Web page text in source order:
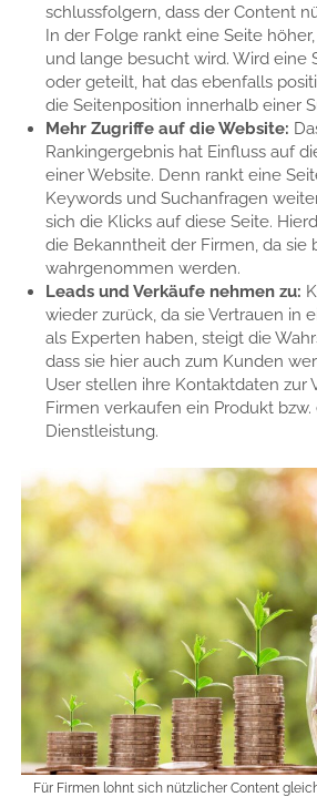
schlussfolgern, dass der Content
In der Folge rankt eine Seite
und lange besucht wird. Wird eine
oder geteilt, hat das ebenfalls
die Seitenposition innerhalb einer
Mehr Zugriffe auf die Website:
Rankingergebnis hat Einfluss auf
einer Website. Denn rankt eine
Keywords und Suchanfragen
sich die Klicks auf diese Seite.
die Bekanntheit der Firmen, da sie
wahrgenommen werden.
Leads und Verkäufe nehmen zu:
wieder zurück, da sie Vertrauen in
als Experten haben, steigt die
dass sie hier auch zum Kunden
User stellen ihre Kontaktdaten zur
Firmen verkaufen ein Produkt bzw.
Dienstleistung.
Für Firmen lohnt sich nützlicher Content